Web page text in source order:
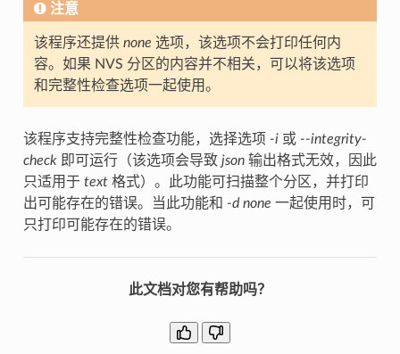
注意
该程序还提供 none 选项，该选项不会打印任何内
容。如果 NVS 分区的内容并不相关，可以将该选项
和完整性检查选项一起使用。
该程序支持完整性检查功能，选择选项 -i或 --integrity-
check即可运行（该选项会导致 json输出格式无效，因此
只适用于 text格式）。此功能可扫描整个分区，并打印
出可能存在的错误。当此功能和 -d none 一起使用时，可
只打印可能存在的错误。
此文档对您有帮助吗？